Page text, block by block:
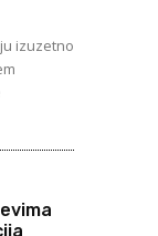
izuzetno